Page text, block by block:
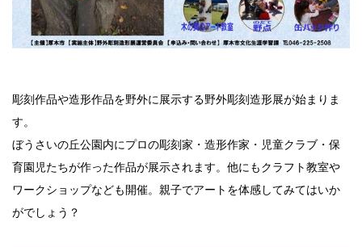
彫刻作品や造形作品を野外に展示する野外彫刻造形展が始まりま
す。
ぼうさいの丘公園内にプロの彫刻家・造形作家・児童クラブ・保
育園児たちが作った作品が展示されます。他にもクラフト教室や
ワークショップなども開催。親子でアートを体感してみてはいか
がでしょう？